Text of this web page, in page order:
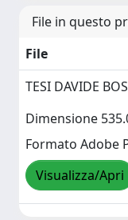
File in questo
File
TESI DAVIDE
Dimensione
Formato Adobe
Visualizza/Apri